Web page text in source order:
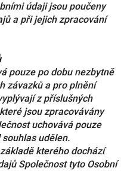
údaji jsou poučeny
a při jejich zpracování
pouze po dobu nezbytně
závazků a pro plnění
z příslušných
jsou zpracovávány
uchovává pouze
udělen.
kterého dochází
Společnost tyto Osobní